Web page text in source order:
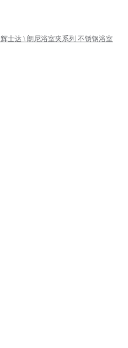
辉士达 \ 朗尼浴室夹系列 不锈钢浴室